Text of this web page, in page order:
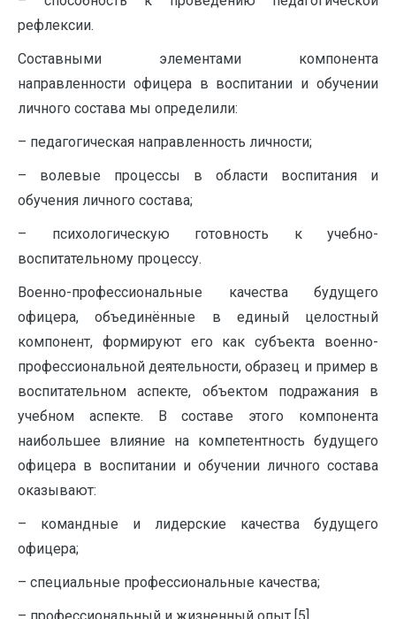
рефлексии.
Составными элементами компонента
направленности офицера в воспитании и обучении
личного состава мы определили:
– педагогическая направленность личности;
– волевые процессы в области воспитания и
обучения личного состава;
– психологическую готовность к учебно-
воспитательному процессу.
Военно-профессиональные качества будущего
офицера, объединённые в единый целостный
компонент, формируют его как субъекта военно-
профессиональной деятельности, образец и пример в
воспитательном аспекте, объектом подражания в
учебном аспекте. В составе этого компонента
наибольшее влияние на компетентность будущего
офицера в воспитании и обучении личного состава
оказывают:
– командные и лидерские качества будущего
офицера;
– специальные профессиональные качества;